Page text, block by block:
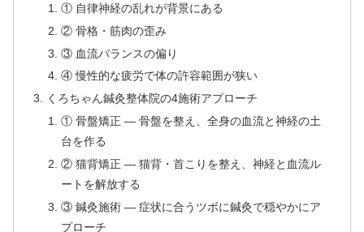
① 自律神経の乱れが背景にある
② 骨格・筋肉の歪み
③ 血流バランスの偏り
④ 慢性的な疲労で体の許容範囲が狭い
くろちゃん鍼灸整体院の4施術アプローチ
① 骨盤矯正 — 骨盤を整え、全身の血流と神経の土
台を作る
② 猫背矯正 — 猫背・首こりを整え、神経と血流ル
ートを解放する
③ 鍼灸施術 — 症状に合うツボに鍼灸で穏やかにア
プローチ